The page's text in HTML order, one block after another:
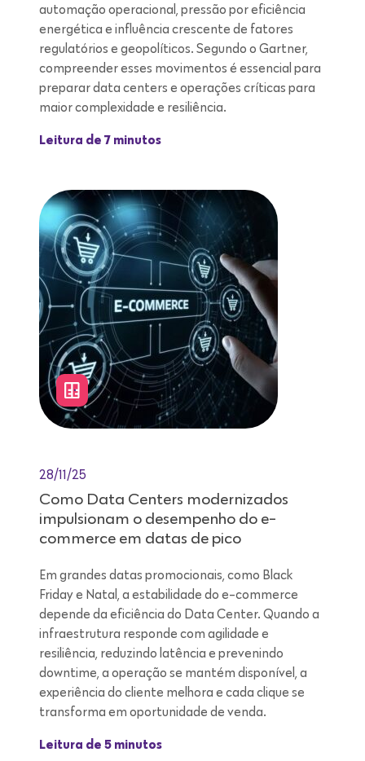
automação operacional, pressão por eficiência
energética e influência crescente de fatores
regulatórios e geopolíticos. Segundo o Gartner,
compreender esses movimentos é essencial para
preparar data centers e operações críticas para
maior complexidade e resiliência.
Leitura de 7 minutos
28/11/25
Como Data Centers modernizados
impulsionam o desempenho do e-
commerce em datas de pico
Em grandes datas promocionais, como Black
Friday e Natal, a estabilidade do e-commerce
depende da eficiência do Data Center. Quando a
infraestrutura responde com agilidade e
resiliência, reduzindo latência e prevenindo
downtime, a operação se mantém disponível, a
experiência do cliente melhora e cada clique se
transforma em oportunidade de venda.
Leitura de 5 minutos